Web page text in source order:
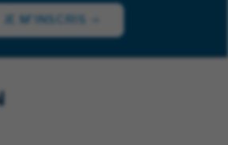
JE M'INSCRIS